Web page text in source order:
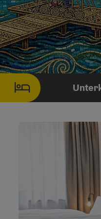
sondern Ihre
urige
See
, hier bleibt kein
Wunsch offen!